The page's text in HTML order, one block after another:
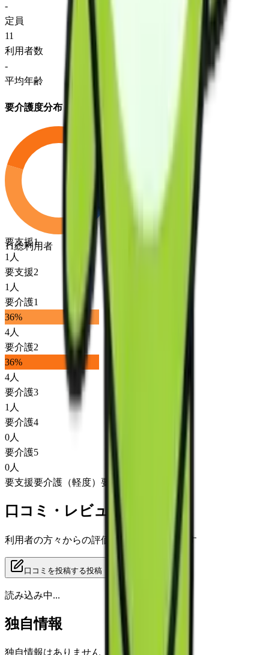
-
定員
11
利用者数
-
平均年齢
要介護度分布
11総利用者
要支援1
1 人
要支援2
1 人
要介護1
36%
4人
要介護2
36%
4人
要介護3
1 人
要介護4
0人
要介護5
0人
要支援要介護（軽度） 要介護（重度）
口コミ・レビュー
利用者の方々からの評価をご覧いただけます
口コミを投稿する投稿
読み込み中...
独自情報
独自情報はありません